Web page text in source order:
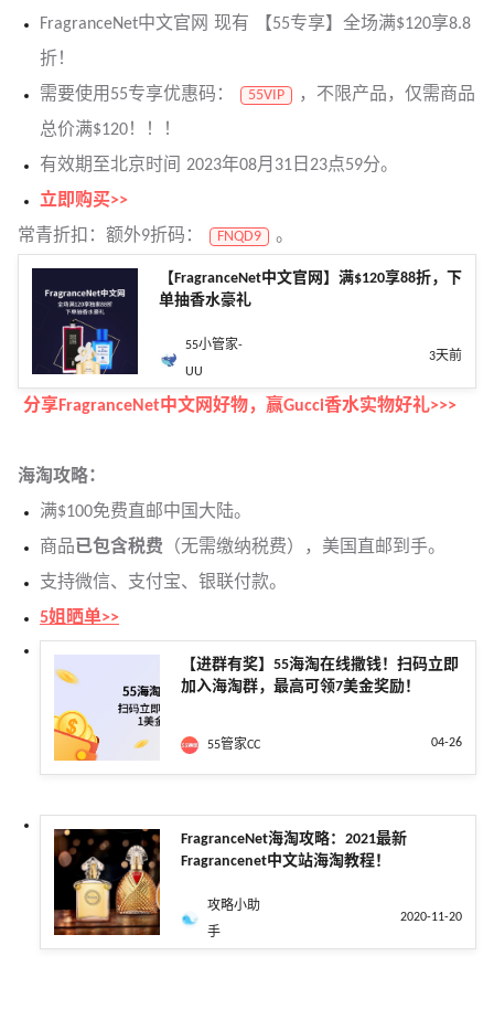
FragranceNet中文官网 现有 【55专享】全场满$120享8.8
折！
需要使用55专享优惠码：
55VIP
，不限产品，仅需商品
总价满$120！！！
有效期至北京时间 2023年08月31日23点59分。
立即购买>>
常青折扣：额外9折码：
FNQD9 。
【FragranceNet中文官网】满$120享88折，下
单抽香水豪礼
55小管家-
UU
3天前
分享FragranceNet中文网好物，赢Gucci香水实物好礼>>>
海淘攻略：
满$100免费直邮中国大陆。
商品已包含税费 （无需缴纳税费），美国直邮到手。
支持微信、支付宝、银联付款。
5姐晒单>>
【进群有奖】55海淘在线撒钱！扫码立即
加入海淘群，最高可领7美金奖励！
55管家CC 04-26
FragranceNet海淘攻略：2021最新
Fragrancenet中文站海淘教程！
攻略小助
手
2020-11-20